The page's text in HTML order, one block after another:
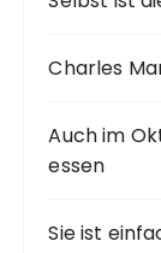
Charles
Auch im
essen
Sie ist